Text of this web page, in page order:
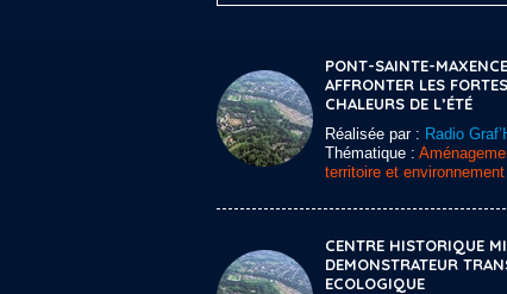
PONT-SAINTE-
AFFRONTER LES FORTES
CHALEURS DE L’ÉTÉ
Réalisée par : Radio
Thématique :
territoire et environnement
CENTRE HISTORIQUE
DEMONSTRATEUR
ECOLOGIQUE